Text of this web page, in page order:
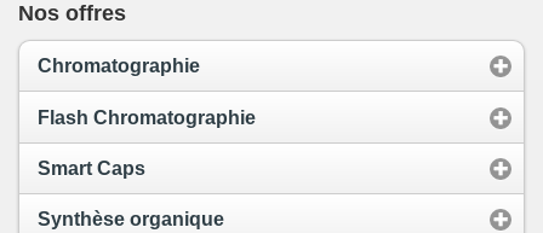
Nos offres
Chromatographie
Flash Chromatographie
Smart Caps
Synthèse organique